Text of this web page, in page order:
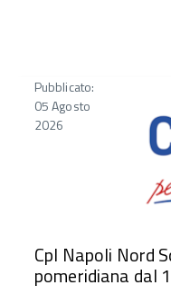
Pubblicato:
05 Agosto
2026
CpI Napoli Nord
pomeridiana dal